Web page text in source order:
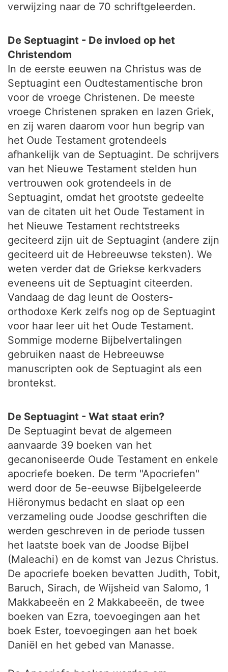
verwijzing naar de 70 schriftgeleerden.
De Septuagint - De invloed op het
Christendom
In de eerste eeuwen na Christus was de
Septuagint een Oudtestamentische bron
voor de vroege Christenen. De meeste
vroege Christenen spraken en lazen Griek,
en zij waren daarom voor hun begrip van
het Oude Testament grotendeels
afhankelijk van de Septuagint. De schrijvers
van het Nieuwe Testament stelden hun
vertrouwen ook grotendeels in de
Septuagint, omdat het grootste gedeelte
van de citaten uit het Oude Testament in
het Nieuwe Testament rechtstreeks
geciteerd zijn uit de Septuagint (andere zijn
geciteerd uit de Hebreeuwse teksten). We
weten verder dat de Griekse kerkvaders
eveneens uit de Septuagint citeerden.
Vandaag de dag leunt de Oosters-
orthodoxe Kerk zelfs nog op de Septuagint
voor haar leer uit het Oude Testament.
Sommige moderne Bijbelvertalingen
gebruiken naast de Hebreeuwse
manuscripten ook de Septuagint als een
brontekst.
De Septuagint - Wat staat erin?
De Septuagint bevat de algemeen
aanvaarde 39 boeken van het
gecanoniseerde Oude Testament en enkele
apocriefe boeken. De term "Apocriefen"
werd door de 5e-eeuwse Bijbelgeleerde
Hiëronymus bedacht en slaat op een
verzameling oude Joodse geschriften die
werden geschreven in de periode tussen
het laatste boek van de Joodse Bijbel
(Maleachi) en de komst van Jezus Christus.
De apocriefe boeken bevatten Judith, Tobit,
Baruch, Sirach, de Wijsheid van Salomo, 1
Makkabeeën en 2 Makkabeeën, de twee
boeken van Ezra, toevoegingen aan het
boek Ester, toevoegingen aan het boek
Daniël en het gebed van Manasse.